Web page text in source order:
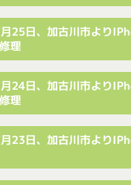
25日、加古川市より
理
24日、加古川市より
理
23日、加古川市より